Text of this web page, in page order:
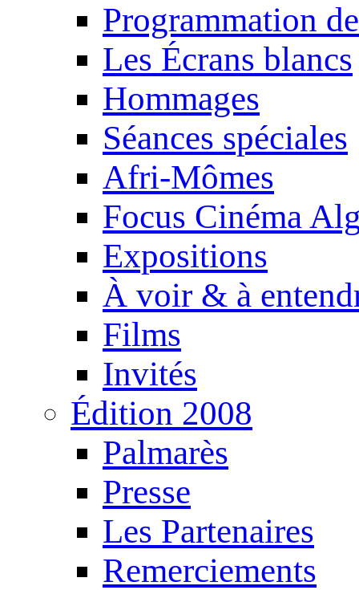
Programmation
Les Écrans blancs
Hommages
Séances spéciales
Afri-Mômes
Focus Cinéma
Expositions
À voir & à
Films
Invités
Édition 2008
Palmarès
Presse
Les Partenaires
Remerciements